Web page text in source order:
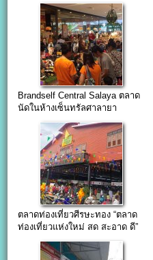
Brandself Central Salaya ตลาด
นัดในห้างเซ็นทรัลศาลายา
ตลาดท่องเที่ยวศีรษะทอง “ตลาด
ท่องเที่ยวแห่งใหม่ สด สะอาด ดี”
(โปรขายฟรี 3 เดือน)